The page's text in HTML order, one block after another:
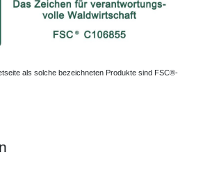
als solche bezeichneten Produkte sind FSC®-